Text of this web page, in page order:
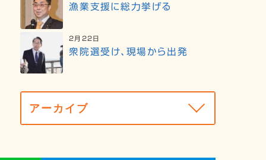
漁業支援に総力挙げる
2月22日
衆院選受け、現場から出発